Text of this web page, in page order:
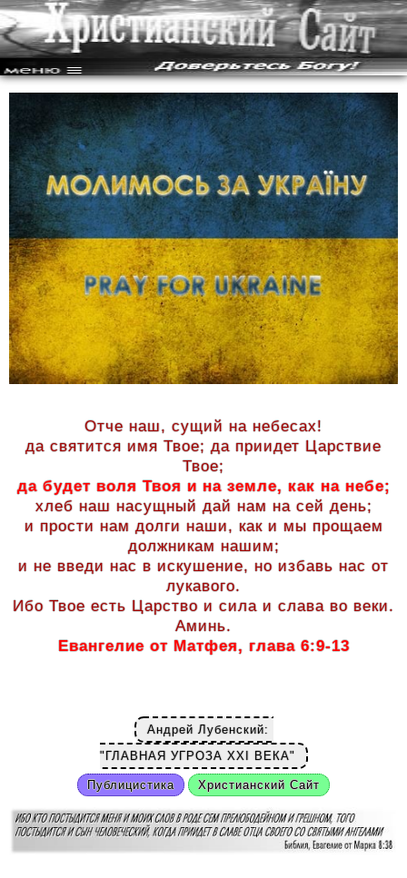
Отче наш, сущий на небесах!
да святится имя Твое; да приидет Царствие
Твое;
да будет воля Твоя и на земле, как на небе;
хлеб наш насущный дай нам на сей день;
и прости нам долги наши, как и мы прощаем
должникам нашим;
и не введи нас в искушение, но избавь нас от
лукавого.
Ибо Твое есть Царство и сила и слава во веки.
Аминь.
Евангелие от Матфея, глава 6:9-13
Андрей Лубенский:
"ГЛАВНАЯ УГРОЗА ХХI ВЕКА"
Публицистика Христианский Сайт